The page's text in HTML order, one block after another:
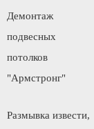
Демонтаж
подвесных
потолков
"Армстронг"
Размывка извести,